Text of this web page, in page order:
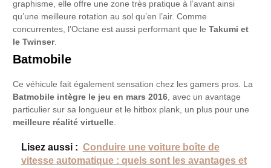
graphisme, elle offre une zone très pratique à l’avant ainsi
qu’une meilleure rotation au sol qu’en l’air. Comme
concurrentes, l’Octane est aussi performant que leTakumi et
le Twinser.
Batmobile
Ce véhicule fait également sensation chez les gamers pros. La
Batmobile intègre le jeu en mars 2016 , avec un avantage
particulier sur sa longueur et le hitbox plank, un plus pour une
meilleure réalité virtuelle
Lisez aussi : Conduire une voiture boîte de
vitesse automatique : quels sont les avantages et